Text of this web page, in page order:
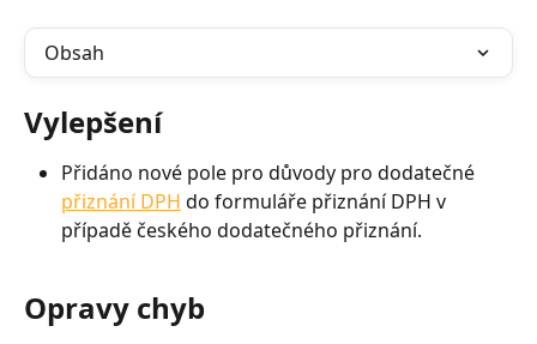
Obsah
Vylepšení
Přidáno nové pole pro důvody pro dodatečné
přiznání DPH do formuláře přiznání DPH v
případě českého dodatečného přiznání.
Opravy chyb